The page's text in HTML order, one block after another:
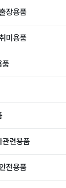
장용품
미용품
품
관련용품
전용품